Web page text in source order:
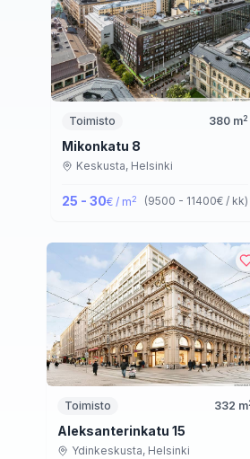
Toimisto 380 m2
Mikonkatu 8
Keskusta, Helsinki
25 - 30€ / m2 (9500 - 11400€ / kk)
Toimisto 332 m
Aleksanterinkatu 15
Ydinkeskusta, Helsinki